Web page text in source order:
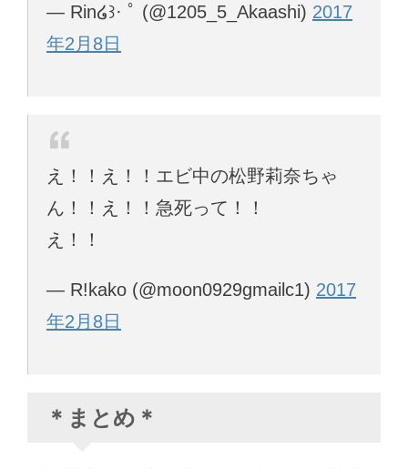
— Rin໒꒱· ﾟ (@1205_5_Akaashi) 2017
年2月8日
え！！え！！エビ中の松野莉奈ちゃ
ん！！え！！急死って！！
え！！
— R!kako (@moon0929gmailc1) 2017
年2月8日
＊まとめ＊